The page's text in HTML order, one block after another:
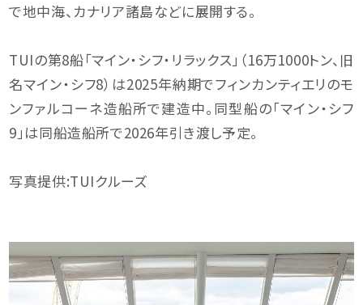
で地中海、カナリア諸島などに展開する。
TUIの第8船「マイン・シフ・リラックス」（16万1000トン、旧
名マイン・シフ8）は2025年納期でフィンカンティエリのモ
ンファルコーネ造船所で建造中。同型船の「マイン・シフ
9」は同船造船所で2026年引き渡し予定。
写真提供:TUIクルーズ